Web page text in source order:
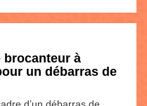
brocanteur à
un débarras de
d’un débarras de